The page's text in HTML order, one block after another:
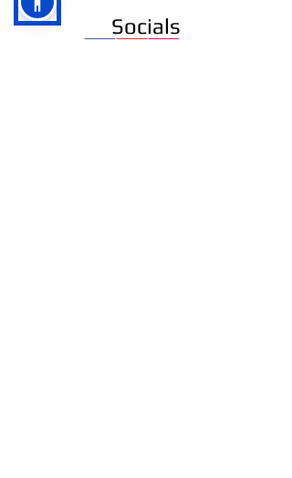
Socials